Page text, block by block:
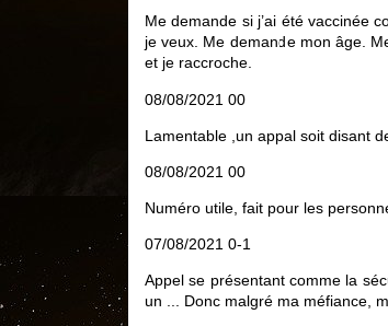
Me demande si j’ai été vaccinée
je veux. Me demande mon âge.
et je raccroche.
08/08/2021 00
Lamentable ,un appal soit disant
08/08/2021 00
Numéro utile, fait pour les
07/08/2021 0-1
Appel se présentant comme la
un ... Donc malgré ma méfiance,